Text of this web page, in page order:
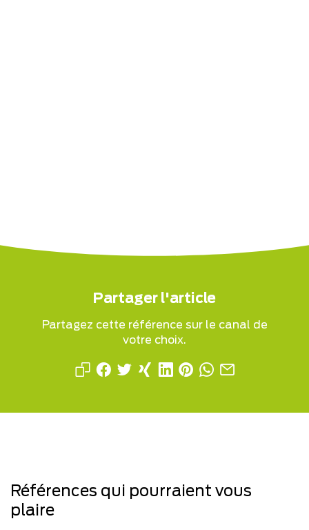
Partager l'article
Partagez cette référence sur le canal de
votre choix.
Références qui pourraient vous
plaire